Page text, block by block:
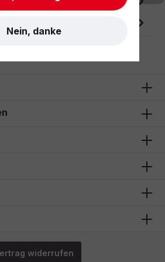
widerrufen
Nein, danke